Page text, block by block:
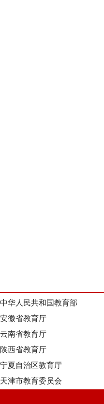
中华人民共和国教育部
安徽省教育厅
云南省教育厅
陕西省教育厅
宁夏自治区教育厅
天津市教育委员会